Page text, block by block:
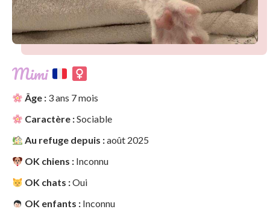
Mimi
Âge : 3 ans 7 mois
Caractère :Sociable
Au refuge depuis :août 2025
OK chiens : Inconnu
OK chats :Oui
OK enfants : Inconnu